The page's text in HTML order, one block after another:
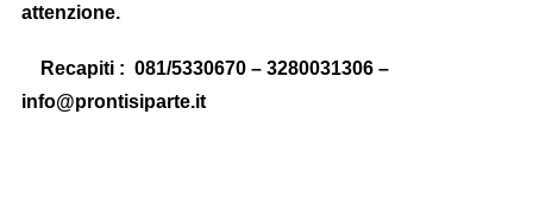
attenzione.
Recapiti : 081/5330670 – 3280031306 –
info@prontisiparte.it